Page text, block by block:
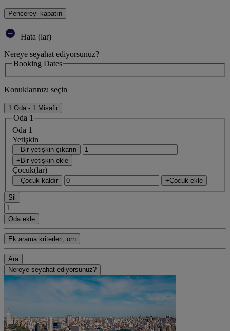
Pencereyi kapatın
Hata (lar)
Nereye seyahat ediyorsunuz?
Booking Dates
Konuklarınızı seçin
1 Oda - 1 Misafir
Oda 1
Oda 1
Yetişkin
- Bir yetişkin çıkarın
+Bir yetişkin ekle
Çocuk(lar)
- Çocuk kaldır +Çocuk ekle
Sil
Oda ekle
Ek arama kriterleri, örn
Ara
Nereye seyahat ediyorsunuz?